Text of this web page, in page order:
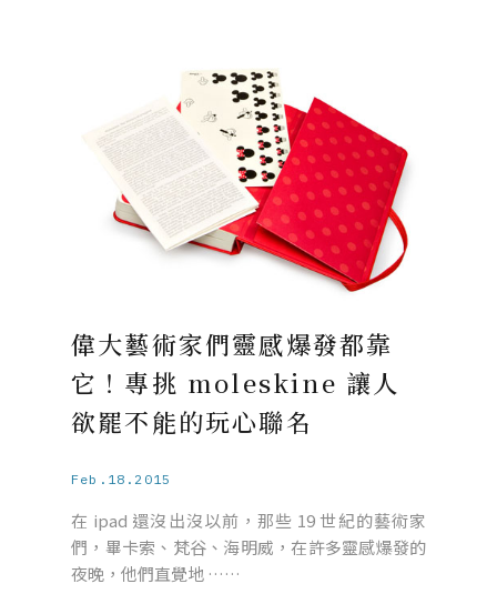
偉大藝術家們靈感爆發都靠
它！專挑 moleskine 讓人
欲罷不能的玩心聯名
Feb.18.2015
在 ipad 還沒出沒以前，那些 19 世紀的藝術家
們，畢卡索、梵谷、海明威，在許多靈感爆發的
夜晚，他們直覺地 ……